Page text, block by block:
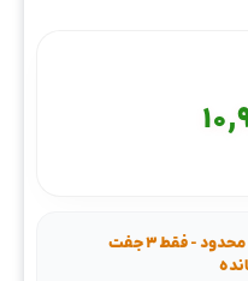
تعداد محدود - فقط ۳ جفت